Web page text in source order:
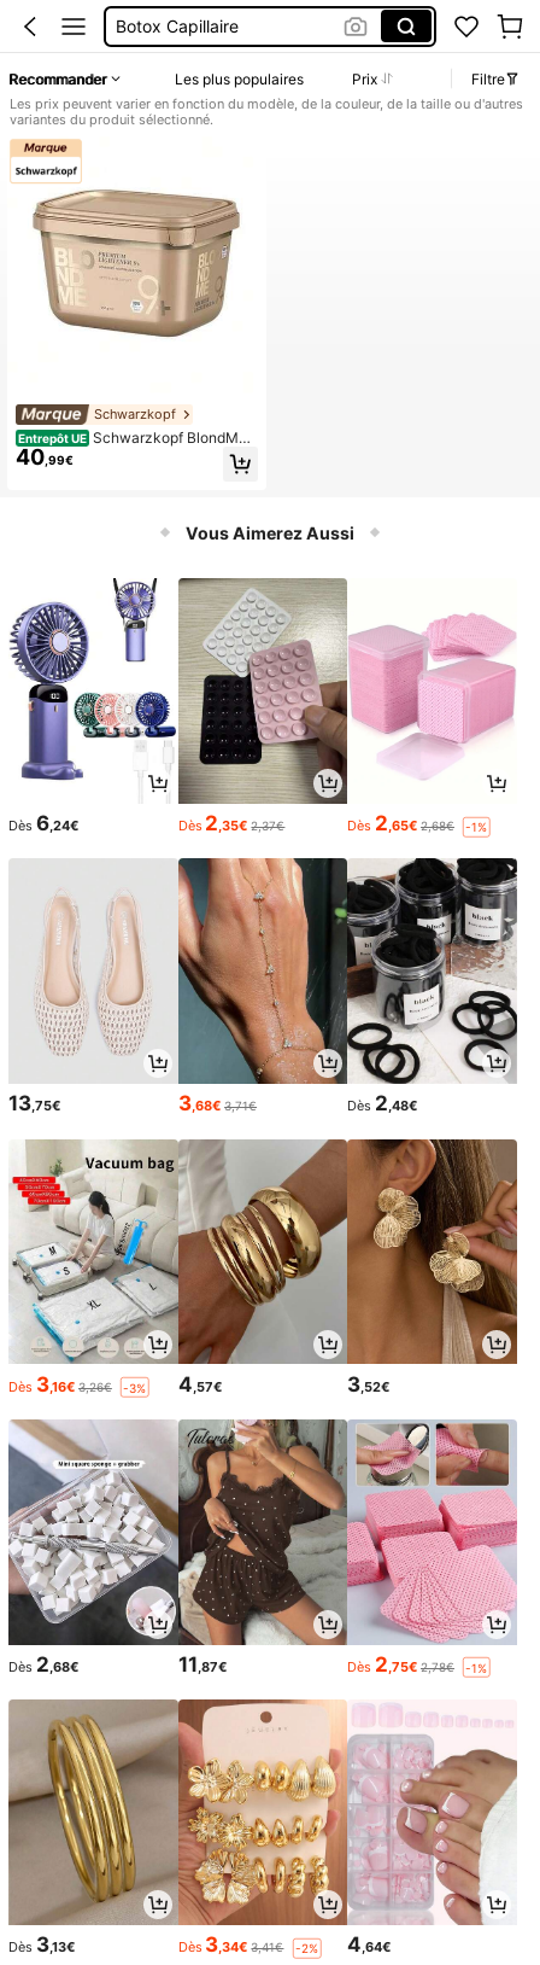
Eclaircissant Cheveux
Poudre Decolorante Cheveux
Recommander Les plus populaires Prix Filtre
Les prix peuvent varier en fonction du modèle, de la couleur, de la taille ou d'autres
variantes du produit sélectionné.
Schwarzkopf
Entrepôt UE Schwarzkopf BlondMe
Premium Décolorant 9+ 450 g – Po
udre décolorante professionnelle qu
uniforme et constant. Idéale pour le
balayage, les mèches et autres tec
vélez votre beauté naturelle
40 ,99€
Vous Aimerez Aussi
Dès 6,24€ Dès 2,35€ 2,37€ Dès 2,65€ 2,68€ -1%
13,75€ 3,68€ 3,71€ Dès 2,48€
Dès 3,16€ 3,26€ -3% 4 ,57€ 3 ,52€
Dès 2,68€ 11,87€ Dès 2,75€ 2,78€ -1%
Dès 3,13€ Dès 3,34€ 3,41€ -2% 4,64€